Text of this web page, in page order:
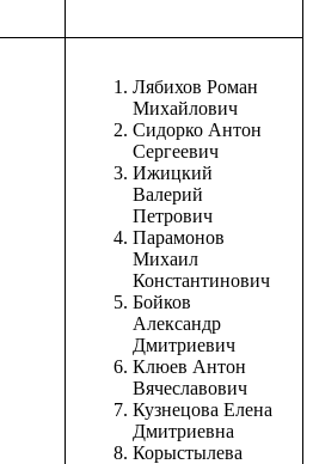
Лябихов Роман
Михайлович
Сидорко Антон
Сергеевич
Ижицкий
Валерий
Петрович
Парамонов
Михаил
Константинович
Бойков
Александр
Дмитриевич
Клюев Антон
Вячеславович
Кузнецова Елена
Дмитриевна
Корыстылева